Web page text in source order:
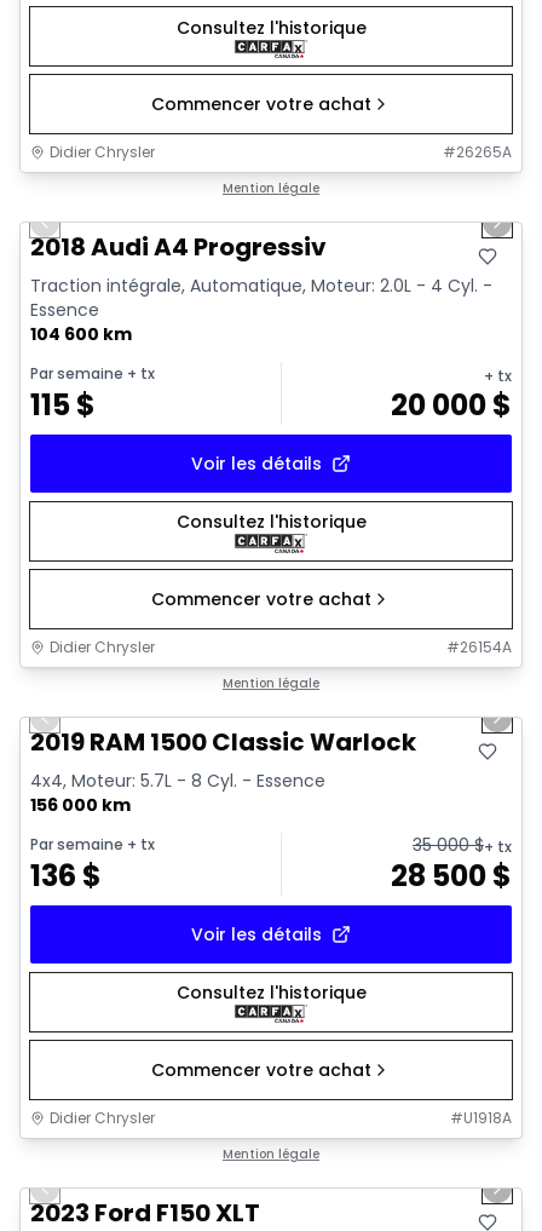
Consultez l'historique
Commencer votre achat
Didier Chrysler #26265A
Mention légale
Previous slide Next
2018 Audi A4 Progressiv
Traction intégrale, Automatique, Moteur: 2.0L - 4 Cyl. -
Essence
104 600 km
Par semaine + tx
115$
+ tx
20 000$
Voir les détails
Consultez l'historique
Commencer votre achat
Didier Chrysler #26154A
Mention légale
Previous slide Next
2019 RAM 1500 Classic Warlock
4x4, Moteur: 5.7L - 8 Cyl. - Essence
156 000 km
Par semaine + tx
136 $
35 000$+ tx
28 500$
Voir les détails
Consultez l'historique
Commencer votre achat
Didier Chrysler #U1918A
Mention légale
Previous slide Next
2023 Ford F150 XLT